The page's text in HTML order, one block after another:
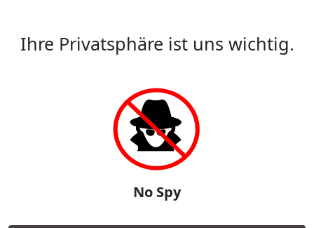
Ihre Privatsphäre ist uns wichtig.
No Spy